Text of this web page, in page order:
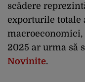
scădere
exporturile totale
2025 ar urma să
Novinite.